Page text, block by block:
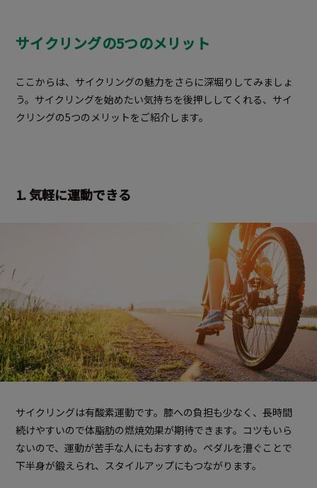
サイクリングの5つのメリット
ここからは、サイクリングの魅力をさらに深堀りしてみましょ
う。サイクリングを始めたい気持ちを後押ししてくれる、サイ
クリングの5つのメリットをご紹介します。
1. 気軽に運動できる
サイクリングは有酸素運動です。膝への負担も少なく、長時間
続けやすいので体脂肪の燃焼効果が期待できます。コツもいら
ないので、運動が苦手な人にもおすすめ。ペダルを漕ぐことで
下半身が鍛えられ、スタイルアップにもつながります。